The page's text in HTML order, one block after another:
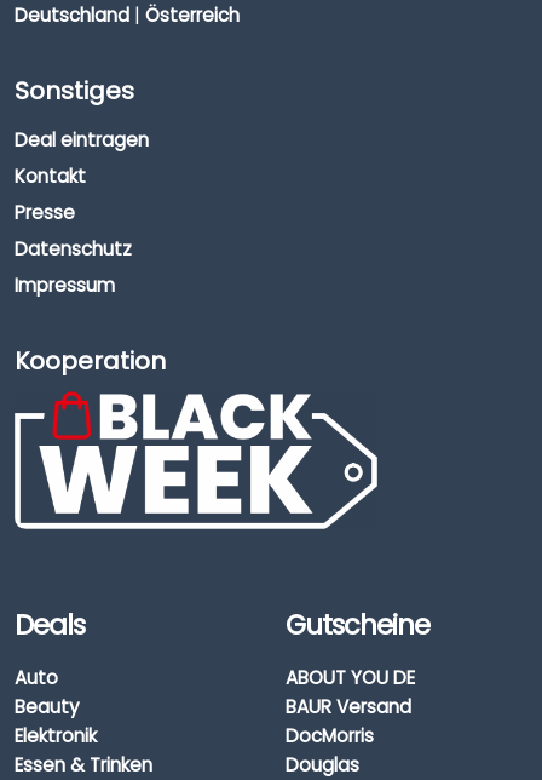
Deutschland | Österreich
Sonstiges
Deal eintragen
Kontakt
Presse
Datenschutz
Impressum
Kooperation
Deals
Auto
Beauty
Elektronik
Essen & Trinken
Gutscheine
ABOUT YOU DE
BAUR Versand
DocMorris
Douglas